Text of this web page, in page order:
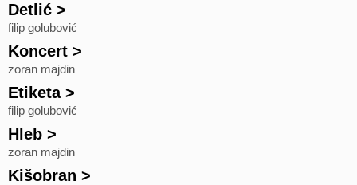
Detlić >
filip golubović
Koncert >
zoran majdin
Etiketa>
filip golubović
Hleb >
zoran majdin
Kišobran >